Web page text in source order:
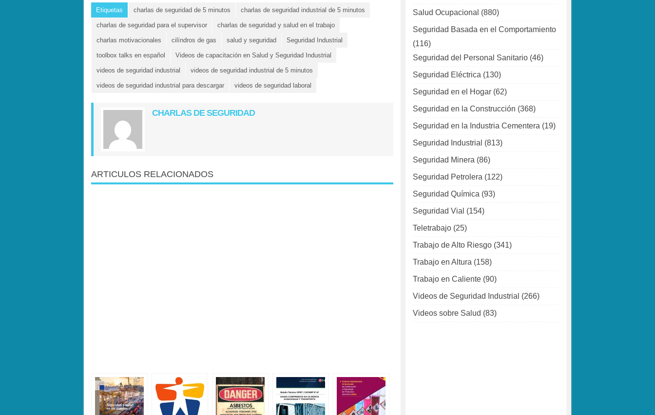
Etiquetas charlas de seguridad de 5 minutos charlas de seguridad industrial de 5 minutos
charlas de seguridad para el supervisor charlas de seguridad y salud en el trabajo
charlas motivacionales cilíndros de gas salud y seguridad Seguridad Industrial
toolbox talks en español Videos de capacitación en Salud y Seguridad Industrial
videos de seguridad industrial videos de seguridad industrial de 5 minutos
videos de seguridad industrial para descargar videos de seguridad laboral
CHARLAS DE SEGURIDAD
ARTICULOS RELACIONADOS
Salud Ocupacional (880)
Seguridad Basada en el Comportamiento
(116)
Seguridad del Personal Sanitario (46)
Seguridad Eléctrica (130)
Seguridad en el Hogar (62)
Seguridad en la Construcción (368)
Seguridad en la Industria Cementera (19)
Seguridad Industrial (813)
Seguridad Minera (86)
Seguridad Petrolera (122)
Seguridad Química (93)
Seguridad Vial (154)
Teletrabajo (25)
Trabajo de Alto Riesgo (341)
Trabajo en Altura (158)
Trabajo en Caliente (90)
Videos de Seguridad Industrial (266)
Videos sobre Salud (83)